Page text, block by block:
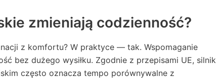
zmieniają codzienność?
z komfortu? W praktyce — tak. Wspomaganie
bez dużego wysiłku. Zgodnie z przepisami UE, silnik
często oznacza tempo porównywalne z